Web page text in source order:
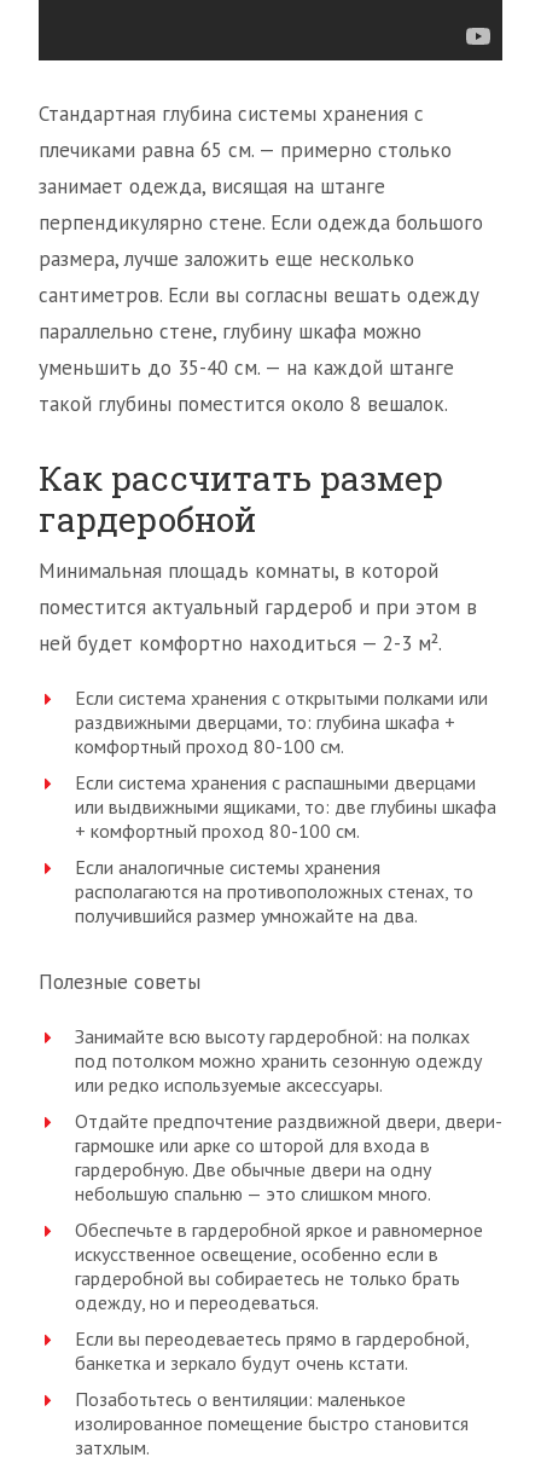
Стандартная глубина системы хранения с
плечиками равна 65 см. — примерно столько
занимает одежда, висящая на штанге
перпендикулярно стене. Если одежда большого
размера, лучше заложить еще несколько
сантиметров. Если вы согласны вешать одежду
параллельно стене, глубину шкафа можно
уменьшить до 35-40 см. — на каждой штанге
такой глубины поместится около 8 вешалок.
Как рассчитать размер
гардеробной
Минимальная площадь комнаты, в которой
поместится актуальный гардероб и при этом в
ней будет комфортно находиться — 2-3 м².
Если система хранения с открытыми полками или
раздвижными дверцами, то: глубина шкафа +
комфортный проход 80-100 см.
Если система хранения с распашными дверцами
или выдвижными ящиками, то: две глубины шкафа
+ комфортный проход 80-100 см.
Если аналогичные системы хранения
располагаются на противоположных стенах, то
получившийся размер умножайте на два.
Полезные советы
Занимайте всю высоту гардеробной: на полках
под потолком можно хранить сезонную одежду
или редко используемые аксессуары.
Отдайте предпочтение раздвижной двери, двери-
гармошке или арке со шторой для входа в
гардеробную. Две обычные двери на одну
небольшую спальню — это слишком много.
Обеспечьте в гардеробной яркое и равномерное
искусственное освещение, особенно если в
гардеробной вы собираетесь не только брать
одежду, но и переодеваться.
Если вы переодеваетесь прямо в гардеробной,
банкетка и зеркало будут очень кстати.
Позаботьтесь о вентиляции: маленькое
изолированное помещение быстро становится
затхлым.